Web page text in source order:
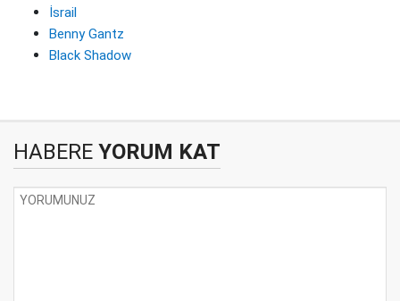
İsrail
Benny Gantz
Black Shadow
HABERE YORUM KAT